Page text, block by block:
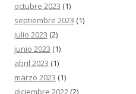
octubre 2023 (1)
septiembre 2023 (1)
julio 2023 (2)
junio 2023 (1)
abril 2023 (1)
marzo 2023 (1)
diciembre 2022 (2)